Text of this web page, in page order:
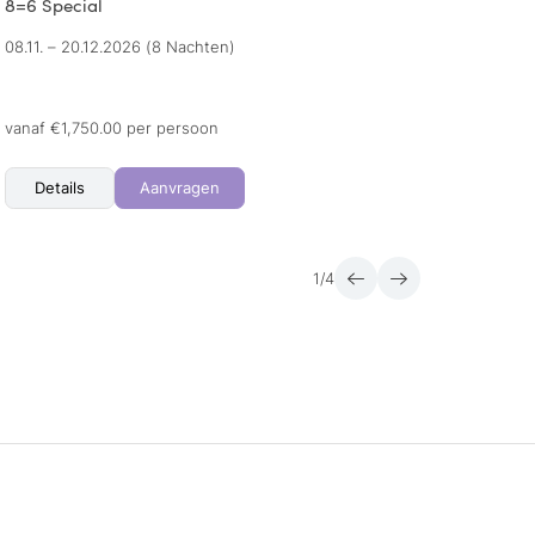
8=6 Special
08.11. – 20.12.2026 (8 Nachten)
vanaf €1,750.00 per persoon
Details Aanvragen
1 /4